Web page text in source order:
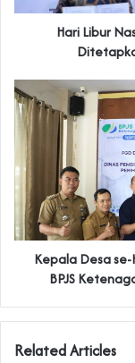
Hari Libur
Kepala Desa
BPJS
Related Articles